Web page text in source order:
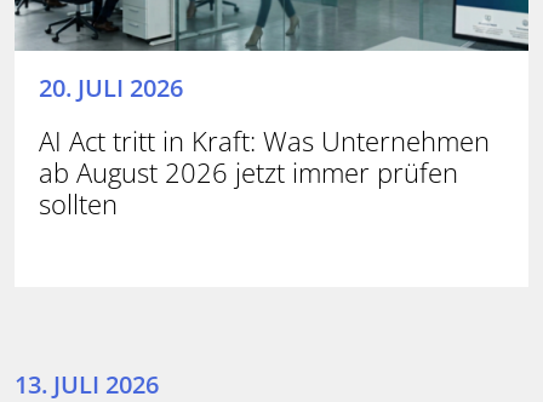
20. JULI 2026
AI Act tritt in Kraft: Was Unternehmen
ab August 2026 jetzt immer prüfen
sollten
13. JULI 2026